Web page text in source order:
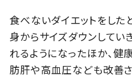
食べないダイエットをした
身からサイズダウンしてい
れるようになったほか、
肪肝や高血圧なども改善さ